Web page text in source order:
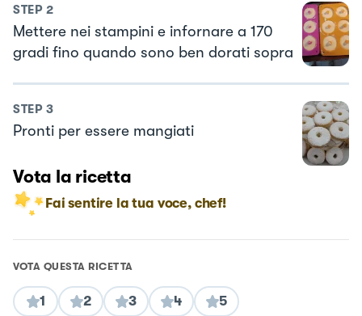
STEP 2
Mettere nei stampini e infornare a 170
gradi fino quando sono ben dorati sopra
STEP 3
Pronti per essere mangiati
Vota la ricetta
Fai sentire la tua voce, chef!
VOTA QUESTA RICETTA
1 2 3 4 5